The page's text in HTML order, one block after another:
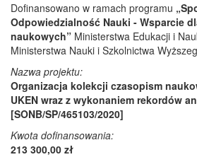
Dofinansowano w ramach programu
Odpowiedzialność Nauki - Wsparcie
naukowych” Ministerstwa Edukacji i
Ministerstwa Nauki i Szkolnictwa
Nazwa projektu:
Organizacja kolekcji czasopism
UKEN wraz z wykonaniem rekordów
[SONB/SP/465103/2020]
Kwota dofinansowania:
213 300,00 zł